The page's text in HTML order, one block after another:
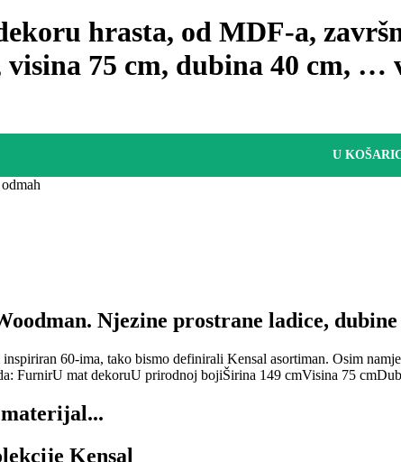
hrasta, od MDF-a,
75 cm, dubina 40 cm, …
U
Njezine prostrane ladice,
60-ima, tako bismo definirali Kensal asortiman. Osim
FurnirU mat dekoruU prirodnoj bojiŠirina 149 cmVisina 75 cm
Kensal